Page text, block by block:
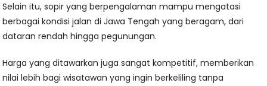
Selain itu, sopir yang berpengalaman mampu mengatasi
berbagai kondisi jalan di Jawa Tengah yang beragam, dari
dataran rendah hingga pegunungan.
Harga yang ditawarkan juga sangat kompetitif, memberikan
nilai lebih bagi wisatawan yang ingin berkeliling tanpa